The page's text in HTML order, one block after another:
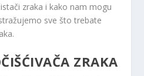
zraka i kako nam mogu
sve što trebate
ZRAKA